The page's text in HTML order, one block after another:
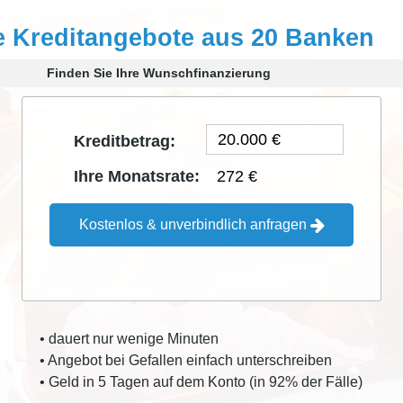
Kreditangebote aus 20 Banken
Finden Sie Ihre Wunschfinanzierung
Kreditbetrag:
Ihre Monatsrate:
272 €
Kostenlos & unverbindlich anfragen
• dauert nur wenige Minuten
• Angebot bei Gefallen einfach unterschreiben
• Geld in 5 Tagen auf dem Konto (in 92% der Fälle)